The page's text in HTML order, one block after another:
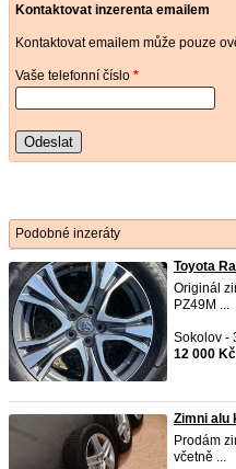
Kontaktovat inzerenta emailem
Kontaktovat emailem může pouze
Vaše telefonní číslo *
Odeslat
Podobné inzeráty
Toyota
Originál
PZ49M ...
Sokolov -
12 000 Kč
Zimni alu
Prodám
včetně ...